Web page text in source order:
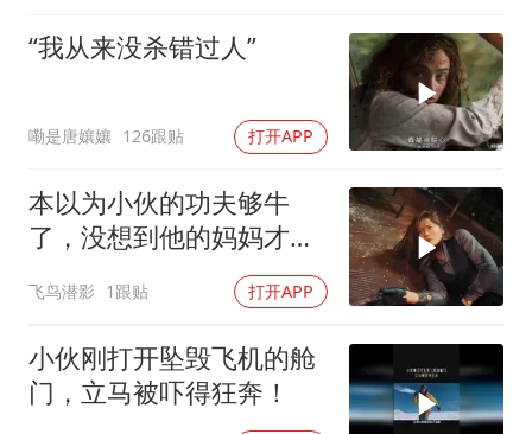
武契奇会见泽连斯基有何意图
构建更高水平的全民健身公共服务体系
“我从来没杀错过人”
嘞是唐孃孃 126跟贴 打开APP
本以为小伙的功夫够牛
了，没想到他的妈妈才是
飞鸟潜影 1跟贴 打开APP
小伙刚打开坠毁飞机的舱
门，立马被吓得狂奔！